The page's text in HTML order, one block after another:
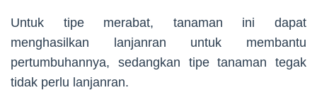
Untuk tipe merabat, tanaman ini dapat
menghasilkan lanjanran untuk membantu
pertumbuhannya, sedangkan tipe tanaman tegak
tidak perlu lanjanran.